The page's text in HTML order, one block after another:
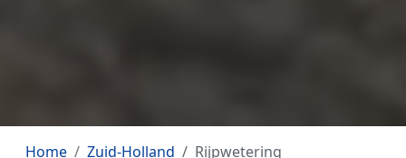
Home Zuid-Holland Rijpwetering